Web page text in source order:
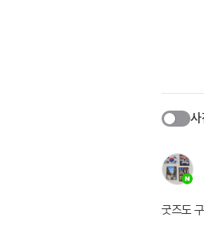
굿즈도